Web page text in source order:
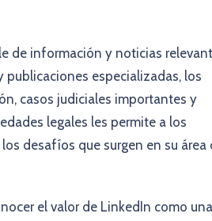
de información y noticias
publicaciones especializadas, los
casos judiciales importantes y
legales les permite a los
desafíos que surgen en su área
el valor de LinkedIn como una